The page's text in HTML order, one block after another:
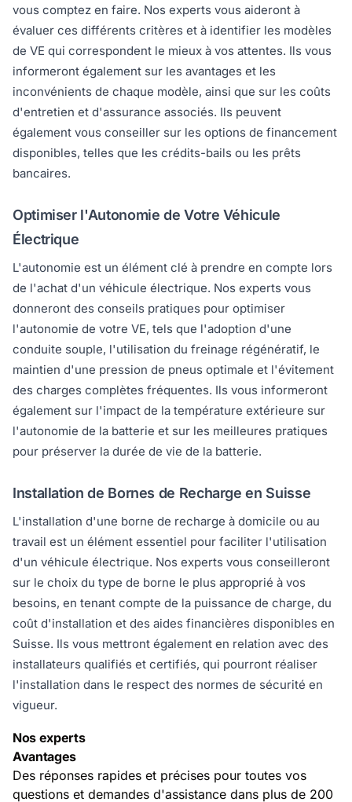
vous comptez en faire. Nos experts vous aideront à
évaluer ces différents critères et à identifier les modèles
de VE qui correspondent le mieux à vos attentes. Ils vous
informeront également sur les avantages et les
inconvénients de chaque modèle, ainsi que sur les coûts
d'entretien et d'assurance associés. Ils peuvent
également vous conseiller sur les options de financement
disponibles, telles que les crédits-bails ou les prêts
bancaires.
Optimiser l'Autonomie de Votre Véhicule
Électrique
L'autonomie est un élément clé à prendre en compte lors
de l'achat d'un véhicule électrique. Nos experts vous
donneront des conseils pratiques pour optimiser
l'autonomie de votre VE, tels que l'adoption d'une
conduite souple, l'utilisation du freinage régénératif, le
maintien d'une pression de pneus optimale et l'évitement
des charges complètes fréquentes. Ils vous informeront
également sur l'impact de la température extérieure sur
l'autonomie de la batterie et sur les meilleures pratiques
pour préserver la durée de vie de la batterie.
Installation de Bornes de Recharge en Suisse
L'installation d'une borne de recharge à domicile ou au
travail est un élément essentiel pour faciliter l'utilisation
d'un véhicule électrique. Nos experts vous conseilleront
sur le choix du type de borne le plus approprié à vos
besoins, en tenant compte de la puissance de charge, du
coût d'installation et des aides financières disponibles en
Suisse. Ils vous mettront également en relation avec des
installateurs qualifiés et certifiés, qui pourront réaliser
l'installation dans le respect des normes de sécurité en
vigueur.
Nos experts
Avantages
Des réponses rapides et précises pour toutes vos
questions et demandes d'assistance dans plus de 200